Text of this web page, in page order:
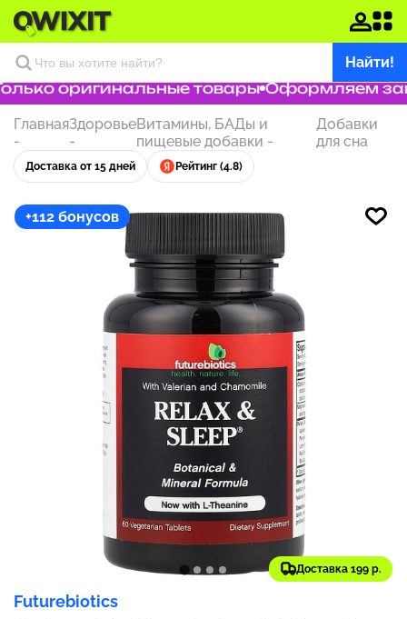
Найти!
оригинальные товары Оформляем
Главная
-
Здоровье
-
Витамины, БАДы и
пищевые добавки -
Добавки
для сна
Доставка от 15 дней Рейтинг (4.8)
+112 бонусов
Доставка 199 р.
Futurebiotics